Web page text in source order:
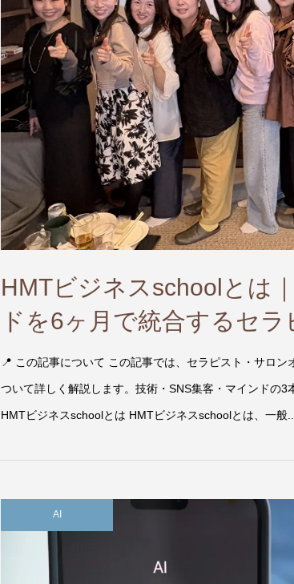
HMTビジネスschoolとは
ドを6ヶ月で統合するセ
📍 この記事について この記事では、セラピスト・サロ
ついて詳しく解説します。技術・SNS集客・マインドの
HMTビジネスschoolとは HMTビジネスschoolとは、一般...
AI